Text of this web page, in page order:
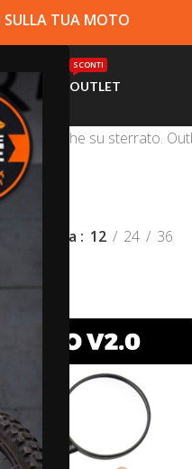
TUA MOTO
OUTLET
SCONTI
a carico che su sterrato.
Mostra 12 24 36